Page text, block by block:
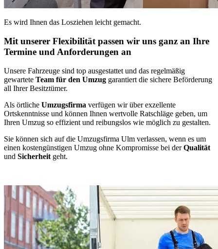
Es wird Ihnen das Losziehen leicht gemacht.
Mit unserer Flexibilität passen wir uns ganz an Ihre
Termine und Anforderungen an
Unsere Fahrzeuge sind top ausgestattet und das regelmäßig
gewartete Team für den Umzug garantiert die sichere Beförderung
all Ihrer Besitztümer.
Als örtliche Umzugsfirma verfügen wir über exzellente
Ortskenntnisse und können Ihnen wertvolle Ratschläge geben, um
Ihren Umzug so effizient und reibungslos wie möglich zu gestalten.
Sie können sich auf die Umzugsfirma Ulm verlassen, wenn es um
einen kostengünstigen Umzug ohne Kompromisse bei derQualität
und Sicherheit geht.